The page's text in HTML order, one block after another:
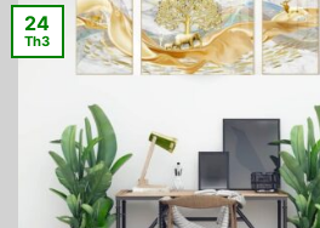
24
Th3